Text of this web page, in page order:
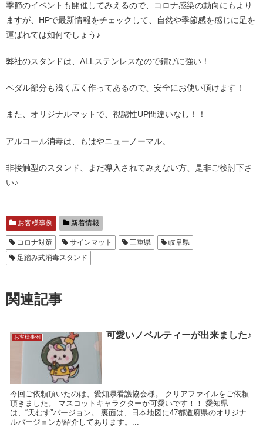
季節のイベントも開催してみえるので、コロナ感染の動向にもより
ますが、HPで最新情報をチェックして、自然や季節感を感じに足を
運ばれては如何でしょう♪
弊社のスタンドは、ALLステンレスなので錆びに強い！
ペダル部分も浅く広く作ってあるので、安全にお使い頂けます！
また、オリジナルマットで、視認性UP間違いなし！！
アルコール消毒は、もはやニューノーマル。
非接触型のスタンド、まだ導入されてみえない方、是非ご検討下さ
い♪
お客様事例 新着情報
コロナ対策 サインマット 三重県
岐阜県
足踏み式消毒スタンド
関連記事
お客様事例 可愛いノベルティーが出来ました♪
今回ご依頼頂いたのは、愛知県看護協会様。 クリアファイルをご依頼
頂きました。 マスコットキャラクターが可愛いです！！ 愛知県
は、“天むす”バージョン。 裏面は、日本地図に47都道府県のオリジナ
ルバージョンが紹介してあります。...